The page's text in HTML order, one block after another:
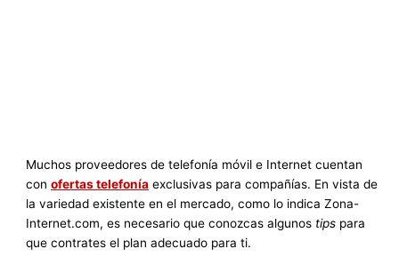
Muchos proveedores de telefonía móvil e Internet cuentan
conofertas telefonía exclusivas para compañías. En vista de
la variedad existente en el mercado, como lo indica Zona-
Internet.com, es necesario que conozcas algunos tips para
que contrates el plan adecuado para ti.